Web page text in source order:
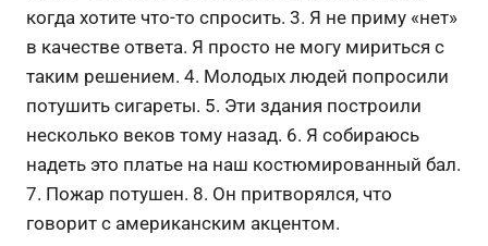
когда хотите что-то спросить. 3. Я не приму «нет»
в качестве ответа. Я просто не могу мириться с
таким решением. 4. Молодых людей попросили
потушить сигареты. 5. Эти здания построили
несколько веков тому назад. 6. Я собираюсь
надеть это платье на наш костюмированный бал.
7. Пожар потушен. 8. Он притворялся, что
говорит с американским акцентом.